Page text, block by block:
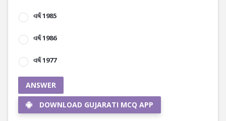
વર્ષ 1985
વર્ષ 1986
વર્ષ 1977
ANSWER
DOWNLOAD GUJARATI MCQ APP